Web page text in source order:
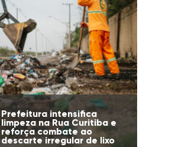
Prefeitura intensifica
limpeza na Rua Curitiba e
reforça combate ao
descarte irregular de lixo